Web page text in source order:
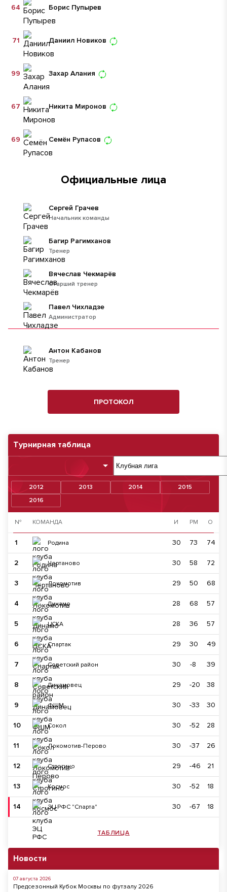
Турнирная таблица
2012 2013 2014
2015
2016
№ КОМАНДА И РМ О
1 Родина 30 73 74
2 Чертаново 30 58 72
3 Локомотив 29 50 68
4 Динамо 28 68 57
5 ЦСКА 28 36 57
6 Спартак 29 30 49
7 Советский район 30 -8 39
8 Динамовец 29 -20 38
9 ФШМ 30 -33 30
10 Сокол 30 -52 28
11 Локомотив-Перово 30 -37 26
12 Строгино 29 -46 21
13 Космос 30 -52 18
14 ЭЦ РФС "Спарта" 30 -67 18
ТАБЛИЦА
Новости
07 августа 2026
Предсезонный Кубок Москвы по футзалу 2026
Борис Пупырев
64
Даниил Новиков
71
Захар Алания
99
Никита Миронов
67
Семён Рупасов
69
Официальные лица
Начальник команды
Сергей Грачев
Тренер
Багир Рагимханов
Старший тренер
Вячеслав Чекмарёв
Администратор
Павел Чихладзе
Тренер
Антон Кабанов
ПРОТОКОЛ